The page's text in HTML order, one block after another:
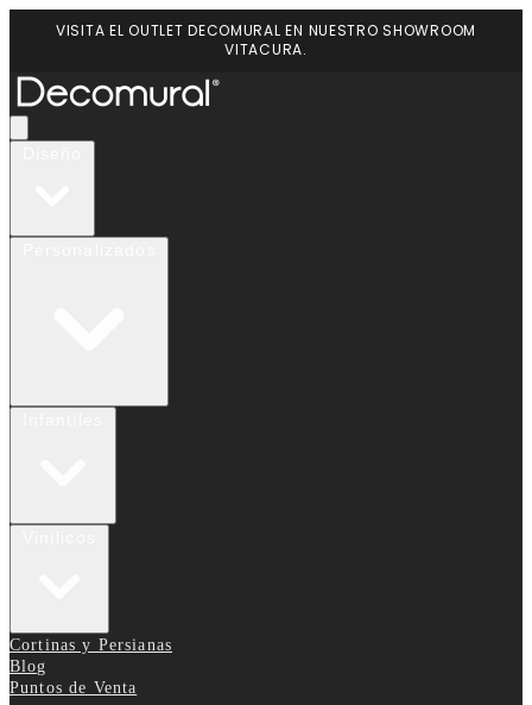
VISITA EL OUTLET DECOMURAL EN NUESTRO SHOWROOM
VITACURA.
Cortinas y Persianas
Blog
Puntos de Venta